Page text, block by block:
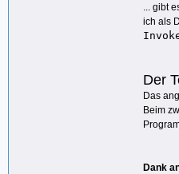
... gibt
ich als
Der
Das
Beim
Dank